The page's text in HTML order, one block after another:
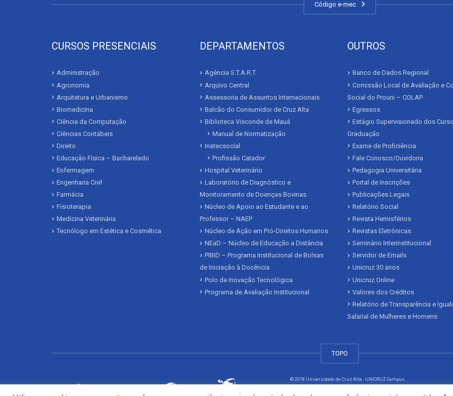
Código e-mec
CURSOS PRESENCIAIS
Administração
Agronomia
Arquitetura e Urbanismo
Biomedicina
Ciência da Computação
Ciências Contábeis
Direito
Educação Física – Bacharelado
Enfermagem
Engenharia Civil
Farmácia
Fisioterapia
Medicina Veterinária
Tecnólogo em Estética e Cosmética
DEPARTAMENTOS
Agência S.T.A.R.T.
Arquivo Central
Assessoria de Assuntos Internacionais
Balcão do Consumidor de Cruz Alta
Biblioteca Visconde de Mauá
Manual de Normatização
Inatecsocial
Profissão Catador
Hospital Veterinário
Laboratório de Diagnóstico e
Monitoramento de Doenças Bovinas
Núcleo de Apoio ao Estudante e ao
Professor – NAEP
Núcleo de Ação em Pró-Direitos Humanos
NEaD – Núcleo de Educação a Distância
PIBID – Programa Institucional de Bolsas
de Iniciação à Docência
Polo de Inovação Tecnológica
Programa de Avaliação Institucional
OUTROS
Banco de Dados Regional
Comissão Local de Avaliação e
Social do Prouni – COLAP
Egressos
Estágio Supervisionado dos
Graduação
Exame de Proficiência
Fale Conosco/Ouvidoria
Pedagogia Universitária
Portal de Inscrições
Publicações Legais
Relatório Social
Revista Hemisférios
Revistas Eletrônicas
Seminário Interinstitucional
Servidor de Emails
Unicruz 30 anos
Unicruz Online
Valores dos Créditos
Relatório de Transparência e
Salarial de Mulheres e Homens
TOPO
© 2018 Universidade de Cruz Alta - UNICRUZ Campus